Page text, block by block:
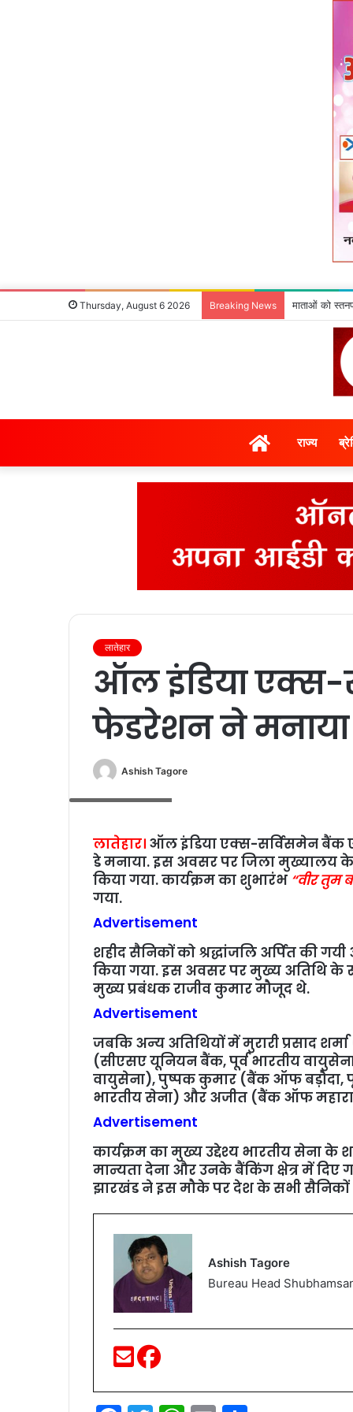
Thursday, August 6 2026 Breaking News नौ अगस्त को
होम राज्‍य
लातेहार
ऑल इंडिया एक्स-
फेडरेशन ने मनाया
Ashish Tagore
लातेहार। ऑल इंडिया एक्स-सर्विसमेन बैंक
डे मनाया. इस अवसर पर जिला मुख्यालय के
किया गया. कार्यक्रम का शुभारंभ “वीर तुम
गया.
Advertisement
शहीद सैनिकों को श्रद्धांजलि अर्पित की
किया गया. इस अवसर पर मुख्य अतिथि के
मुख्य प्रबंधक राजीव कुमार मौजूद थे.
Advertisement
जबकि अन्‍य अतिथियों में मुरारी प्रसाद
(सीएसए यूनियन बैंक, पूर्व भारतीय
वायुसेना), पुष्पक कुमार (बैंक ऑफ बड़ौदा,
भारतीय सेना) और अजीत (बैंक ऑफ
Advertisement
कार्यक्रम का मुख्य उद्देश्य भारतीय सेना
मान्यता देना और उनके बैंकिंग क्षेत्र में दिए
झारखंड ने इस मौके पर देश के सभी सैनिकों
Ashish Tagore
Bureau Head